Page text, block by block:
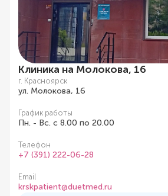
Клиника на Молокова, 16
г. Красноярск
ул. Молокова, 16
График работы
Пн. - Вс. с 8.00 по 20.00
Телефон
+7 (391) 222-06-28
Email
krskpatient@duetmed.ru